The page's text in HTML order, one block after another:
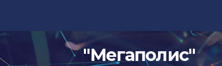
"Мегаполис"